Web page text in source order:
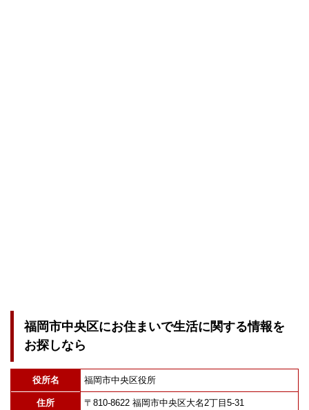
福岡市中央区にお住まいで生活に関する情報を
お探しなら
役所名 福岡市中央区役所
住所 〒810-8622 福岡市中央区大名2丁目5-31